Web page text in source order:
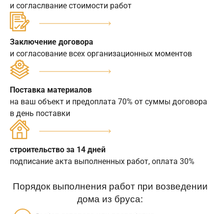
и согласлвание стоимости работ
Заключение договора
и согласование всех организационных моментов
Поставка материалов
на ваш объект и предоплата 70% от суммы договора
в день поставки
строительство за 14 дней
подписание акта выполненных работ, оплата 30%
Порядок выполнения работ при возведении
дома из бруса: